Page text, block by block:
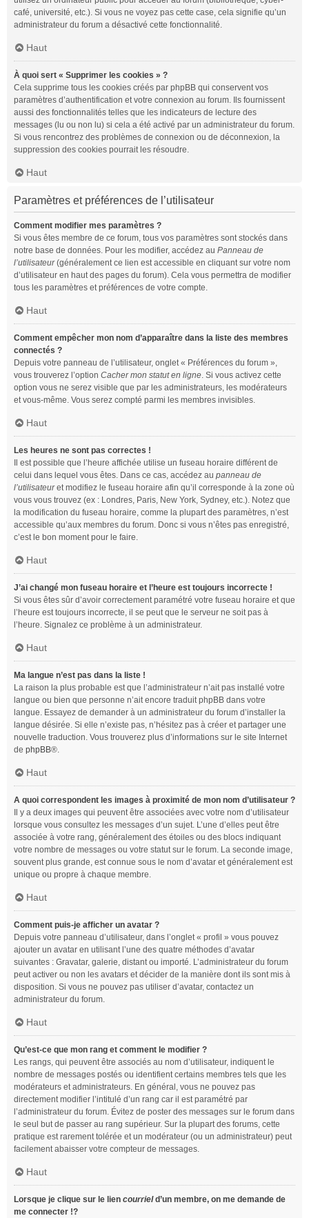
café, université, etc.). Si vous ne voyez pas cette case, cela signifie qu’un
administrateur du forum a désactivé cette fonctionnalité.
Haut
À quoi sert « Supprimer les cookies » ?
Cela supprime tous les cookies créés par phpBB qui conservent vos
paramètres d’authentification et votre connexion au forum. Ils fournissent
aussi des fonctionnalités telles que les indicateurs de lecture des
messages (lu ou non lu) si cela a été activé par un administrateur du forum.
Si vous rencontrez des problèmes de connexion ou de déconnexion, la
suppression des cookies pourrait les résoudre.
Haut
Paramètres et préférences de l’utilisateur
Comment modifier mes paramètres ?
Si vous êtes membre de ce forum, tous vos paramètres sont stockés dans
notre base de données. Pour les modifier, accédez au Panneau de
l’utilisateur(généralement ce lien est accessible en cliquant sur votre nom
d’utilisateur en haut des pages du forum). Cela vous permettra de modifier
tous les paramètres et préférences de votre compte.
Haut
Comment empêcher mon nom d’apparaître dans la liste des membres
connectés ?
Depuis votre panneau de l’utilisateur, onglet « Préférences du forum »,
vous trouverez l’option Cacher mon statut en ligne. Si vous activez cette
option vous ne serez visible que par les administrateurs, les modérateurs
et vous-même. Vous serez compté parmi les membres invisibles.
Haut
Les heures ne sont pas correctes !
Il est possible que l’heure affichée utilise un fuseau horaire différent de
celui dans lequel vous êtes. Dans ce cas, accédez au panneau de
l’utilisateuret modifiez le fuseau horaire afin qu’il corresponde à la zone où
vous vous trouvez (ex : Londres, Paris, New York, Sydney, etc.). Notez que
la modification du fuseau horaire, comme la plupart des paramètres, n’est
accessible qu’aux membres du forum. Donc si vous n’êtes pas enregistré,
c’est le bon moment pour le faire.
Haut
J’ai changé mon fuseau horaire et l’heure est toujours incorrecte !
Si vous êtes sûr d’avoir correctement paramétré votre fuseau horaire et que
l’heure est toujours incorrecte, il se peut que le serveur ne soit pas à
l’heure. Signalez ce problème à un administrateur.
Haut
Ma langue n’est pas dans la liste !
La raison la plus probable est que l’administrateur n’ait pas installé votre
langue ou bien que personne n’ait encore traduit phpBB dans votre
langue. Essayez de demander à un administrateur du forum d’installer la
langue désirée. Si elle n’existe pas, n’hésitez pas à créer et partager une
nouvelle traduction. Vous trouverez plus d’informations sur le site Internet
de phpBB®.
Haut
A quoi correspondent les images à proximité de mon nom d’utilisateur ?
Il y a deux images qui peuvent être associées avec votre nom d’utilisateur
lorsque vous consultez les messages d’un sujet. L’une d’elles peut être
associée à votre rang, généralement des étoiles ou des blocs indiquant
votre nombre de messages ou votre statut sur le forum. La seconde image,
souvent plus grande, est connue sous le nom d’avatar et généralement est
unique ou propre à chaque membre.
Haut
Comment puis-je afficher un avatar ?
Depuis votre panneau d’utilisateur, dans l’onglet « profil » vous pouvez
ajouter un avatar en utilisant l’une des quatre méthodes d’avatar
suivantes : Gravatar, galerie, distant ou importé. L’administrateur du forum
peut activer ou non les avatars et décider de la manière dont ils sont mis à
disposition. Si vous ne pouvez pas utiliser d’avatar, contactez un
administrateur du forum.
Haut
Qu’est-ce que mon rang et comment le modifier ?
Les rangs, qui peuvent être associés au nom d’utilisateur, indiquent le
nombre de messages postés ou identifient certains membres tels que les
modérateurs et administrateurs. En général, vous ne pouvez pas
directement modifier l’intitulé d’un rang car il est paramétré par
l’administrateur du forum. Évitez de poster des messages sur le forum dans
le seul but de passer au rang supérieur. Sur la plupart des forums, cette
pratique est rarement tolérée et un modérateur (ou un administrateur) peut
facilement abaisser votre compteur de messages.
Haut
Lorsque je clique sur le lien courrield’un membre, on me demande de
me connecter !?